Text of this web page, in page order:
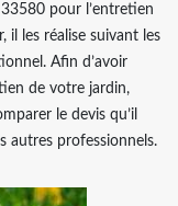
pour l’entretien
il les réalise suivant les
Afin d’avoir
de votre jardin,
le devis qu’il
autres professionnels.